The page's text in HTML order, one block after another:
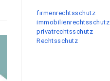
firmenrechtsschutz
immobilienrechtsschutz
privatrechtsschutz
Rechtsschutz